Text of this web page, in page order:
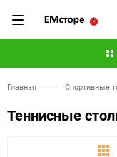
Главная Спортивные
Теннисные